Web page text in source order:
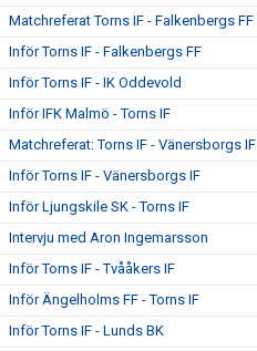
Matchreferat Torns IF - Falkenbergs FF
Inför Torns IF - Falkenbergs FF
Inför Torns IF - IK Oddevold
Inför IFK Malmö - Torns IF
Matchreferat: Torns IF - Vänersborgs IF
Inför Torns IF - Vänersborgs IF
Inför Ljungskile SK - Torns IF
Intervju med Aron Ingemarsson
Inför Torns IF - Tvååkers IF
Inför Ängelholms FF - Torns IF
Inför Torns IF - Lunds BK